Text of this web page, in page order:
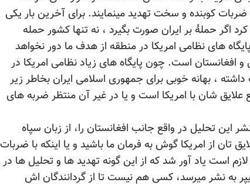
ضربات کوبنده و سخت تهدید مینمایند. برای آخرین بار یکی
اگر حملۀ بر ایران صورت بگیرد ، نه تنها کشور حمله
های نظامی امریکا در منطقه از هدف ما دور نخواهد
افغانستان است. چون پایگاه های زیاد نظامی امریکا در
، بهانه خوبی برای جمهوری اسلامی ایران بخاطر زیر
شان با امریکا است و یا در غیر آن منتظر ضربه های
این تحلیل در واقع جانب افغانستان را، از زبان سپاه
تان از امریکا گوش به فرمان ما باشید و یا اینکه با ضربات
است یاد آور شد که از این گونه تهدید ها و تحلیل ها در
به نشر میرسد، کسی هم نیست تا از گردانندگان اش